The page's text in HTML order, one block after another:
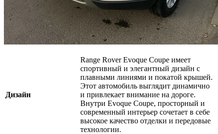
Дизайн
Range Rover Evoque Coupe имеет
спортивный и элегантный дизайн с
плавными линиями и покатой крышей.
Этот автомобиль выглядит динамично
и привлекает внимание на дороге.
Внутри Evoque Coupe, просторный и
современный интерьер сочетает в себе
высокое качество отделки и передовые
технологии.